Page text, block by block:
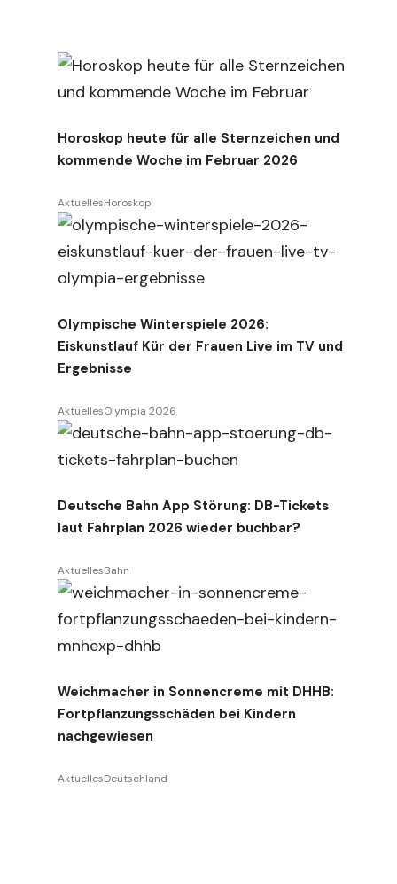
Horoskop heute für alle Sternzeichen und
kommende Woche im Februar 2026
AktuellesHoroskop
Olympische Winterspiele 2026:
Eiskunstlauf Kür der Frauen Live im TV und
Ergebnisse
AktuellesOlympia 2026
Deutsche Bahn App Störung: DB-Tickets
laut Fahrplan 2026 wieder buchbar?
AktuellesBahn
Weichmacher in Sonnencreme mit DHHB:
Fortpflanzungsschäden bei Kindern
nachgewiesen
AktuellesDeutschland